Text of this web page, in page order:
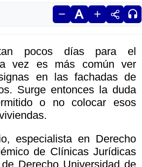
pocos días para el
vez es más común ver
en las fachadas de
Surge entonces la duda
o no colocar esos
especialista en Derecho
de Clínicas Jurídicas
Derecho Universidad de